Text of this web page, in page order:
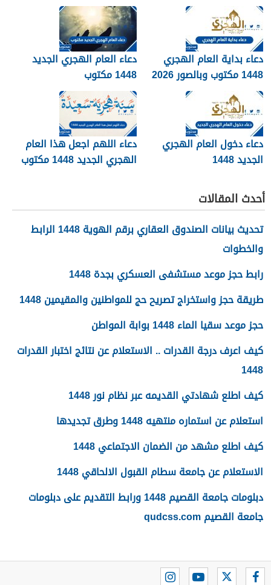
دعاء بداية العام الهجري
1448 مكتوب وبالصور 2026
دعاء العام الهجري الجديد
1448 مكتوب
دعاء دخول العام الهجري
الجديد 1448
دعاء اللهم اجعل هذا العام
الهجري الجديد 1448 مكتوب
أحدث المقالات
تحديث بيانات الصندوق العقاري برقم الهوية 1448 الرابط
والخطوات
رابط حجز موعد مستشفى العسكري بجدة 1448
طريقة حجز واستخراج تصريح حج للمواطنين والمقيمين 1448
حجز موعد سقيا الماء 1448 بوابة المواطن
كيف اعرف درجة القدرات .. الاستعلام عن نتائج اختبار القدرات
1448
كيف اطلع شهادتي القديمه عبر نظام نور 1448
استعلام عن استماره منتهيه 1448 وطرق تجديدها
كيف اطلع مشهد من الضمان الاجتماعي 1448
الاستعلام عن جامعة سطام القبول الالحاقي 1448
دبلومات جامعة القصيم 1448 ورابط التقديم على دبلومات
جامعة القصيم qudcss.com